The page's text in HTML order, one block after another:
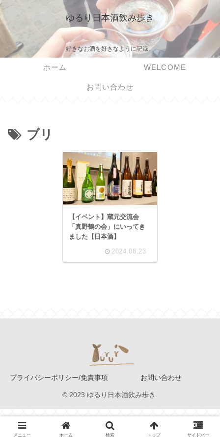
ゆるり日本酒飲み歩き
好きなお酒を好きなように記録。
ホーム WELCOME
お問い合わせ
ブリ
【イベント】蔵元交流会
「真野鶴の会」にいってき
ました【日本酒】
2024.08.23
プライバシーポリシー/免責事項 お問い合わせ
© 2023 ゆるり日本酒飲み歩き.
メニュー ホーム 検索 トップ サイドバー